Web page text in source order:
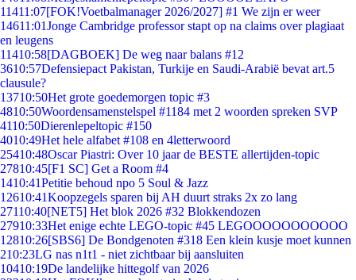
11411:07[FOK!Voetbalmanager 2026/2027] #1 We zijn er weer
14611:01Jonge Cambridge professor stapt op na claims over plagiaat
en leugens
11410:58[DAGBOEK] De weg naar balans #12
3610:57Defensiepact Pakistan, Turkije en Saudi-Arabië bevat art.5
clausule?
13710:50Het grote goedemorgen topic #3
4810:50Woordensamenstelspel #1184 met 2 woorden spreken SVP
4110:50Dierenlepeltopic #150
4010:49Het hele alfabet #108 en 4letterwoord
25410:48Oscar Piastri: Over 10 jaar de BESTE allertijden-topic
27810:45[F1 SC] Get a Room #4
1410:41Petitie behoud npo 5 Soul & Jazz
12610:41Koopzegels sparen bij AH duurt straks 2x zo lang
27110:40[NET5] Het blok 2026 #32 Blokkendozen
27910:33Het enige echte LEGO-topic #45 LEGOOOOOOOOOOO
12810:26[SBS6] De Bondgenoten #318 Een klein kusje moet kunnen
210:23LG nas n1t1 - niet zichtbaar bij aansluiten
10410:19De landelijke hittegolf van 2026